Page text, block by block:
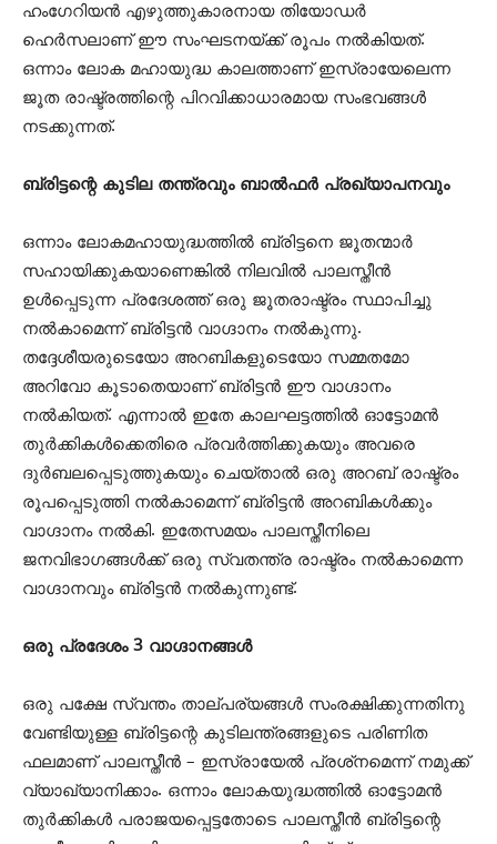
ഹംഗേറിയന്‍ എഴുത്തുകാരനായ തിയോഡര്‍
ഹെര്‍സലാണ് ഈ സംഘടനയ്ക്ക് രൂപം നല്‍കിയത്.
ഒന്നാം ലോക മഹായുദ്ധ കാലത്താണ് ഇസ്രായേലെന്ന
ജൂത രാഷ്ട്രത്തിന്റെ പിറവിക്കാധാരമായ സംഭവങ്ങള്‍
നടക്കുന്നത്.
ബ്രിട്ടന്റെ കുടില തന്ത്രവും ബാല്‍ഫര്‍ പ്രഖ്യാപനവും
ഒന്നാം ലോകമഹായുദ്ധത്തില്‍ ബ്രിട്ടനെ ജൂതന്മാര്‍
സഹായിക്കുകയാണെങ്കില്‍ നിലവില്‍ പാലസ്തീന്‍
ഉള്‍പ്പെടുന്ന പ്രദേശത്ത് ഒരു ജൂതരാഷ്ട്രം സ്ഥാപിച്ചു
നല്‍കാമെന്ന് ബ്രിട്ടന്‍ വാഗ്ദാനം നല്‍കുന്നു.
തദ്ദേശീയരുടെയോ അറബികളുടെയോ സമ്മതമോ
അറിവോ കൂടാതെയാണ് ബ്രിട്ടന്‍ ഈ വാഗ്ദാനം
നല്‍കിയത്. എന്നാല്‍ ഇതേ കാലഘട്ടത്തില്‍ ഓട്ടോമന്‍
തുര്‍ക്കികള്‍ക്കെതിരെ പ്രവര്‍ത്തിക്കുകയും അവരെ
ദുര്‍ബലപ്പെടുത്തുകയും ചെയ്താല്‍ ഒരു അറബ് രാഷ്ട്രം
രൂപപ്പെടുത്തി നല്‍കാമെന്ന് ബ്രിട്ടന്‍ അറബികള്‍ക്കും
വാഗ്ദാനം നല്‍കി. ഇതേസമയം പാലസ്തീനിലെ
ജനവിഭാഗങ്ങള്‍ക്ക് ഒരു സ്വതന്ത്ര രാഷ്ട്രം നല്‍കാമെന്ന
വാഗ്ദാനവും ബ്രിട്ടന്‍ നല്‍കുന്നുണ്ട്.
ഒരു പ്രദേശം 3 വാഗ്ദാനങ്ങള്‍
ഒരു പക്ഷേ സ്വന്തം താല്പര്യങ്ങള്‍ സംരക്ഷിക്കുന്നതിനു
വേണ്ടിയുള്ള ബ്രിട്ടന്റെ കുടിലന്ത്രങ്ങളുടെ പരിണിത
ഫലമാണ് പാലസ്തീന്‍ – ഇസ്രായേല്‍ പ്രശ്‌നമെന്ന് നമുക്ക്
വ്യാഖ്യാനിക്കാം. ഒന്നാം ലോകയുദ്ധത്തില്‍ ഓട്ടോമന്‍
തുര്‍ക്കികള്‍ പരാജയപ്പെട്ടതോടെ പാലസ്തീന്‍ ബ്രിട്ടന്റെ